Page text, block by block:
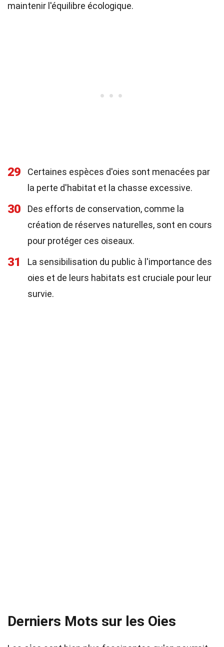
maintenir l'équilibre écologique.
29
Certaines espèces d'oies sont menacées par
la perte d'habitat et la chasse excessive.
30
Des efforts de conservation, comme la
création de réserves naturelles, sont en cours
pour protéger ces oiseaux.
31
La sensibilisation du public à l'importance des
oies et de leurs habitats est cruciale pour leur
survie.
Derniers Mots sur les Oies